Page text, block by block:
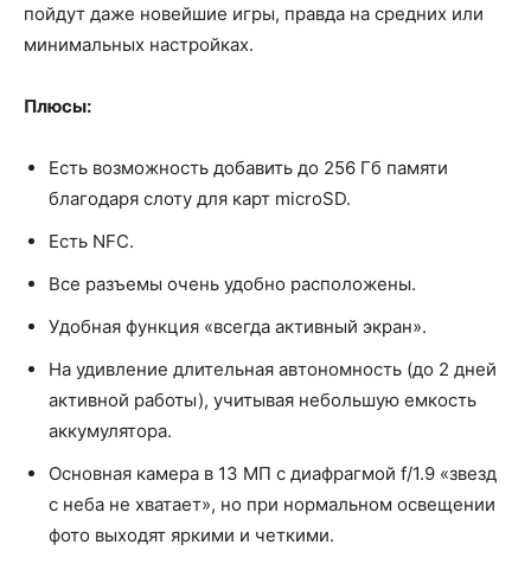
пойдут даже новейшие игры, правда на средних или
минимальных настройках.
Плюсы:
Есть возможность добавить до 256 Гб памяти
благодаря слоту для карт microSD.
Есть NFC.
Все разъемы очень удобно расположены.
Удобная функция «всегда активный экран».
На удивление длительная автономность (до 2 дней
активной работы), учитывая небольшую емкость
аккумулятора.
Основная камера в 13 МП с диафрагмой f/1.9 «звезд
с неба не хватает», но при нормальном освещении
фото выходят яркими и четкими.